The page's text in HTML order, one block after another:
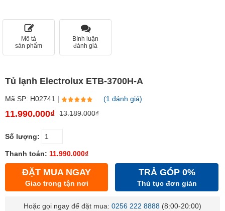
Mô tả
sản phẩm
Bình luận
đánh giá
Tủ lạnh Electrolux ETB-3700H-A
Mã SP: H02741 | (1 đánh giá)
11.990.000₫ 13.189.000₫
Số lượng:
Thanh toán: 11.990.000₫
ĐẶT MUA NGAY
Giao trong tận nơi
TRẢ GÓP 0%
Thủ tục đơn giản
Hoặc gọi ngay để đặt mua: 0256 222 8888 (8:00-20:00)